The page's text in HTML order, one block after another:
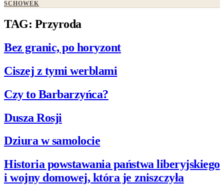
SCHOWEK
TAG: Przyroda
Bez granic, po horyzont
Ciszej z tymi werblami
Czy to Barbarzyńca?
Dusza Rosji
Dziura w samolocie
Historia powstawania państwa liberyjskiego
i wojny domowej, która je zniszczyła